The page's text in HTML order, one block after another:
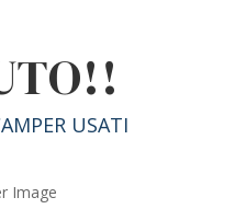
USATI